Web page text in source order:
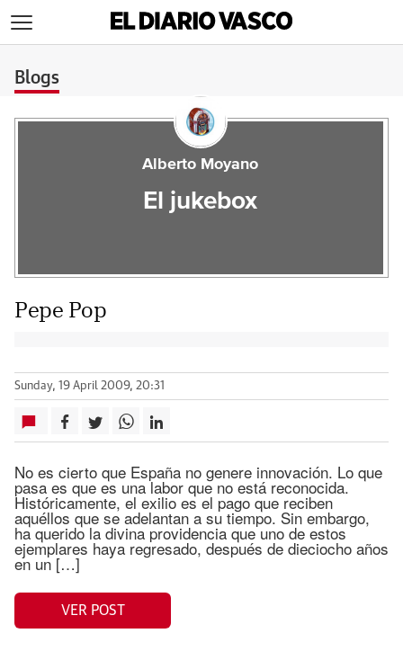
Blogs
Alberto Moyano
El jukebox
Pepe Pop
Sunday, 19 April 2009, 20:31
No es cierto que España no genere innovación. Lo que
pasa es que es una labor que no está reconocida.
Históricamente, el exilio es el pago que reciben
aquéllos que se adelantan a su tiempo. Sin embargo,
ha querido la divina providencia que uno de estos
ejemplares haya regresado, después de dieciocho años
en un […]
VER POST